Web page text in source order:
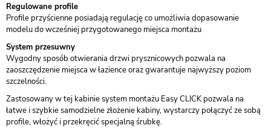
Regulowane profile
Profile przyścienne posiadają regulację co umożliwia dopasowanie
modelu do wcześniej przygotowanego miejsca montażu
System przesuwny
Wygodny sposób otwierania drzwi prysznicowych pozwala na
zaoszczędzenie miejsca w łazience oraz gwarantuje najwyższy poziom
szczelności.
Zastosowany w tej kabinie system montażu Easy CLICK pozwala na
łatwe i szybkie samodzielne złożenie kabiny, wystarczy połączyć ze sobą
profile, włożyć i przekręcić specjalną śrubkę.